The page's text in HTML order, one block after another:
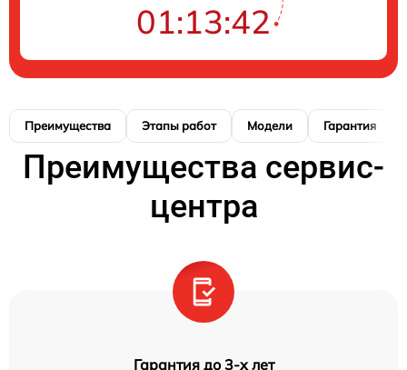
01:13:42
Преимущества Этапы работ Модели Гарантия
Преимущества сервис-
центра
Гарантия до 3-х лет